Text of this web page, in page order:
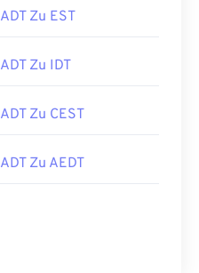
ADT Zu EST
ADT Zu IDT
ADT Zu CEST
ADT Zu AEDT